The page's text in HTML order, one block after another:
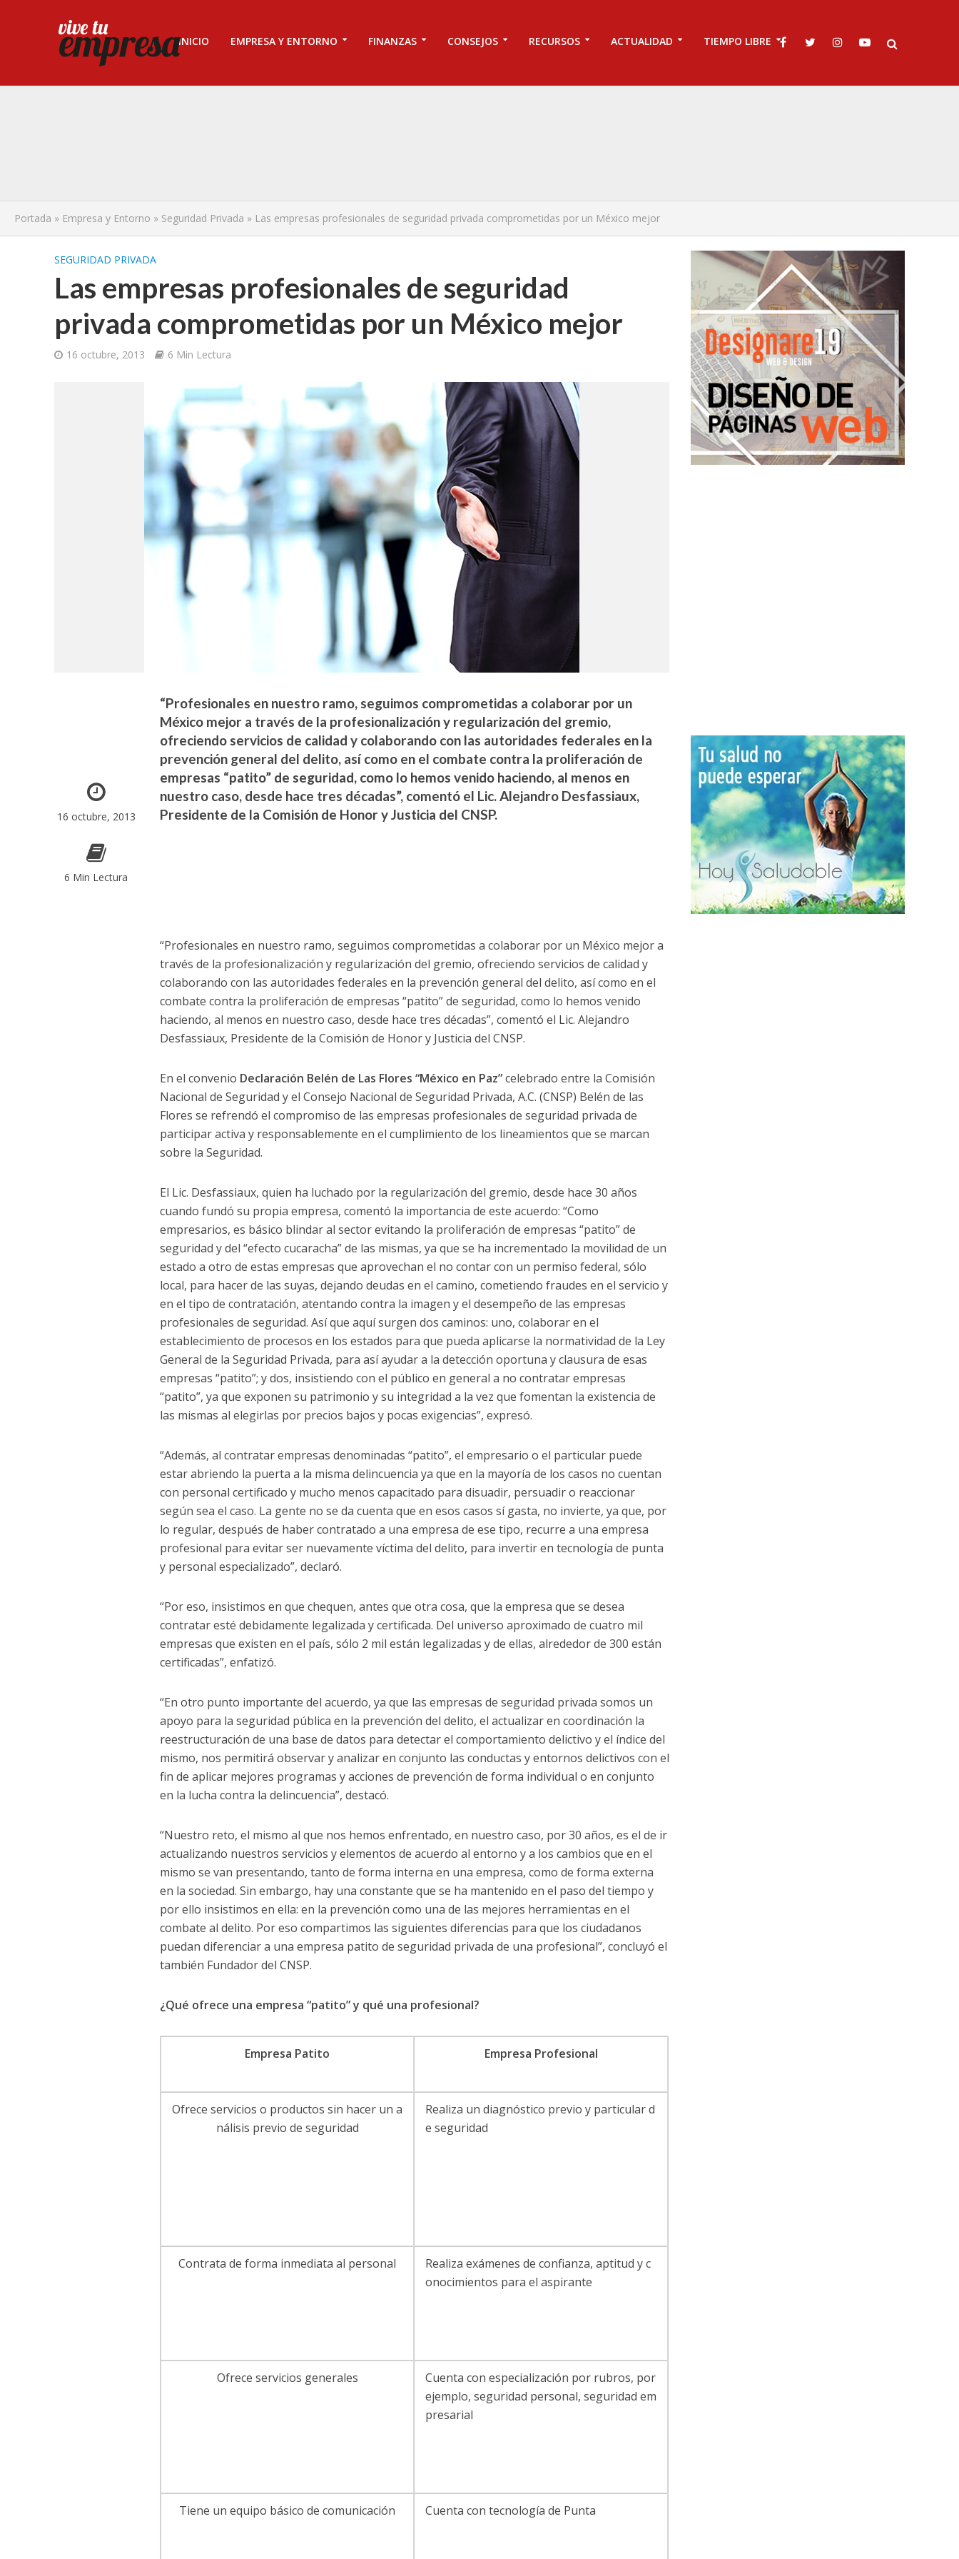
INICIO EMPRESA Y ENTORNO FINANZAS CONSEJOS RECURSOS ACTUALIDAD TIEMPO LIBRE
Portada » Empresa y Entorno » Seguridad Privada » Las empresas profesionales de seguridad privada comprometidas por un México mejor
SEGURIDAD PRIVADA
Las empresas profesionales de seguridad
privada comprometidas por un México mejor
16 octubre, 2013 6 Min Lectura
16 octubre, 2013
6 Min Lectura
“Profesionales en nuestro ramo, seguimos comprometidas a colaborar por un
México mejor a través de la profesionalización y regularización del gremio,
ofreciendo servicios de calidad y colaborando con las autoridades federales en la
prevención general del delito, así como en el combate contra la proliferación de
empresas “patito” de seguridad, como lo hemos venido haciendo, al menos en
nuestro caso, desde hace tres décadas”, comentó el Lic. Alejandro Desfassiaux,
Presidente de la Comisión de Honor y Justicia del CNSP.
“Profesionales en nuestro ramo, seguimos comprometidas a colaborar por un México mejor a
través de la profesionalización y regularización del gremio, ofreciendo servicios de calidad y
colaborando con las autoridades federales en la prevención general del delito, así como en el
combate contra la proliferación de empresas “patito” de seguridad, como lo hemos venido
haciendo, al menos en nuestro caso, desde hace tres décadas”, comentó el Lic. Alejandro
Desfassiaux, Presidente de la Comisión de Honor y Justicia del CNSP.
En el convenio Declaración Belén de Las Flores “México en Paz”celebrado entre la Comisión
Nacional de Seguridad y el Consejo Nacional de Seguridad Privada, A.C. (CNSP) Belén de las
Flores se refrendó el compromiso de las empresas profesionales de seguridad privada de
participar activa y responsablemente en el cumplimiento de los lineamientos que se marcan
sobre la Seguridad.
El Lic. Desfassiaux, quien ha luchado por la regularización del gremio, desde hace 30 años
cuando fundó su propia empresa, comentó la importancia de este acuerdo: “Como
empresarios, es básico blindar al sector evitando la proliferación de empresas “patito” de
seguridad y del “efecto cucaracha” de las mismas, ya que se ha incrementado la movilidad de un
estado a otro de estas empresas que aprovechan el no contar con un permiso federal, sólo
local, para hacer de las suyas, dejando deudas en el camino, cometiendo fraudes en el servicio y
en el tipo de contratación, atentando contra la imagen y el desempeño de las empresas
profesionales de seguridad. Así que aquí surgen dos caminos: uno, colaborar en el
establecimiento de procesos en los estados para que pueda aplicarse la normatividad de la Ley
General de la Seguridad Privada, para así ayudar a la detección oportuna y clausura de esas
empresas “patito”; y dos, insistiendo con el público en general a no contratar empresas
“patito”, ya que exponen su patrimonio y su integridad a la vez que fomentan la existencia de
las mismas al elegirlas por precios bajos y pocas exigencias”, expresó.
“Además, al contratar empresas denominadas “patito”, el empresario o el particular puede
estar abriendo la puerta a la misma delincuencia ya que en la mayoría de los casos no cuentan
con personal certificado y mucho menos capacitado para disuadir, persuadir o reaccionar
según sea el caso. La gente no se da cuenta que en esos casos sí gasta, no invierte, ya que, por
lo regular, después de haber contratado a una empresa de ese tipo, recurre a una empresa
profesional para evitar ser nuevamente víctima del delito, para invertir en tecnología de punta
y personal especializado”, declaró.
“Por eso, insistimos en que chequen, antes que otra cosa, que la empresa que se desea
contratar esté debidamente legalizada y certificada. Del universo aproximado de cuatro mil
empresas que existen en el país, sólo 2 mil están legalizadas y de ellas, alrededor de 300 están
certificadas”, enfatizó.
“En otro punto importante del acuerdo, ya que las empresas de seguridad privada somos un
apoyo para la seguridad pública en la prevención del delito, el actualizar en coordinación la
reestructuración de una base de datos para detectar el comportamiento delictivo y el índice del
mismo, nos permitirá observar y analizar en conjunto las conductas y entornos delictivos con el
fin de aplicar mejores programas y acciones de prevención de forma individual o en conjunto
en la lucha contra la delincuencia”, destacó.
“Nuestro reto, el mismo al que nos hemos enfrentado, en nuestro caso, por 30 años, es el de ir
actualizando nuestros servicios y elementos de acuerdo al entorno y a los cambios que en el
mismo se van presentando, tanto de forma interna en una empresa, como de forma externa
en la sociedad. Sin embargo, hay una constante que se ha mantenido en el paso del tiempo y
por ello insistimos en ella: en la prevención como una de las mejores herramientas en el
combate al delito. Por eso compartimos las siguientes diferencias para que los ciudadanos
puedan diferenciar a una empresa patito de seguridad privada de una profesional”, concluyó el
también Fundador del CNSP.
¿Qué ofrece una empresa “patito” y qué una profesional?
Empresa Patito Empresa Profesional
Ofrece servicios o productos sin hacer un a
nálisis previo de seguridad
Realiza un diagnóstico previo y particular d
e seguridad
Contrata de forma inmediata al personal
Realiza exámenes de confianza, aptitud y c
onocimientos para el aspirante
Ofrece servicios generales
Cuenta con especialización por rubros, por
ejemplo, seguridad personal, seguridad em
presarial
Tiene un equipo básico de comunicación Cuenta con tecnología de Punta